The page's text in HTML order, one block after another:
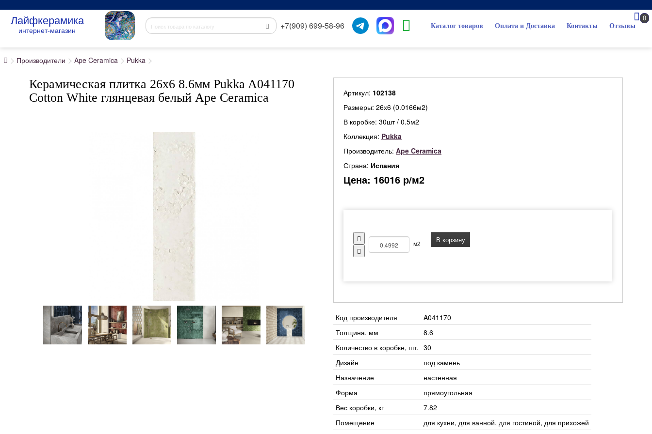
Лайфкерамика
интернет-магазин +7(909) 699-58-96 Каталог товаров Оплата и Доставка Контакты Отзывы
0
Производители Ape Ceramica Pukka
Керамическая плитка 26x6 8.6мм Pukka A041170
Cotton White глянцевая белый Ape Ceramica
Артикул: 102138
Размеры: 26х6 (0.0166м2)
В коробке: 30шт / 0.5м2
Коллекция: Pukka
Производитель: Ape Ceramica
Страна: Испания
Цена: 16016 р/м2
м2 В корзину
Код производителя
A041170
Толщина, мм
8.6
Количество в коробке, шт. 30
Дизайн
под камень
Назначение
настенная
Форма
прямоугольная
Вес коробки, кг
7.82
Помещение
для кухни, для ванной, для гостиной, для прихожей